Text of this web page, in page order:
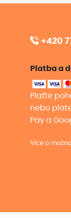
+420
Platba a
Plaťte
nebo
Pay a
Více o